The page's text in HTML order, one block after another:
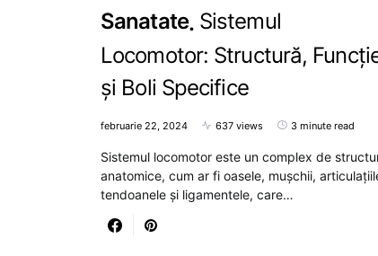
Sanatate Sistemul
Locomotor: Structură,
și Boli Specifice
februarie 22, 2024 637 views 3 minute read
Sistemul locomotor este un complex de
anatomice, cum ar fi oasele, mușchii,
tendoanele și ligamentele, care…